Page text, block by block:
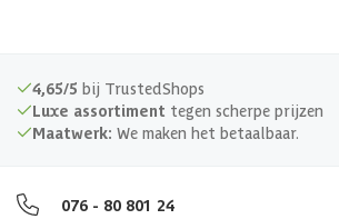
4,65/5 bij TrustedShops
Luxe assortiment tegen scherpe prijzen
Maatwerk: We maken het betaalbaar.
076 - 80 801 24